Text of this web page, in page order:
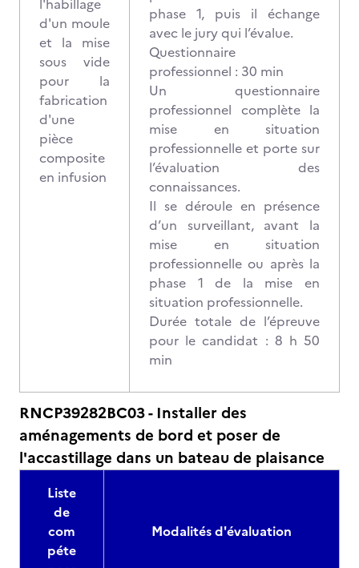
l'habillage
d'un moule
et la mise
sous vide
pour la
fabrication
d'une
pièce
composite
en infusion
phase 1, puis il échange
avec le jury qui l’évalue.
Questionnaire
professionnel : 30 min
Un questionnaire
professionnel complète la
mise en situation
professionnelle et porte sur
l’évaluation des
connaissances.
Il se déroule en présence
d’un surveillant, avant la
mise en situation
professionnelle ou après la
phase 1 de la mise en
situation professionnelle.
Durée totale de l’épreuve
pour le candidat : 8 h 50
min
RNCP39282BC03 - Installer des
aménagements de bord et poser de
l'accastillage dans un bateau de plaisance
Liste
de
com
péte
Modalités d'évaluation